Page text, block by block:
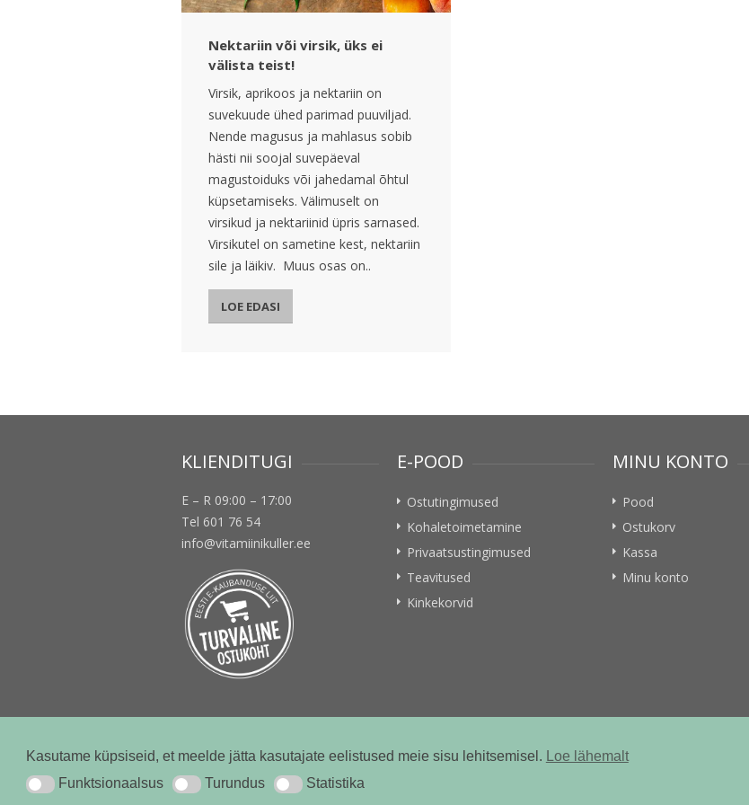
Kasutame küpsiseid, et meelde jätta kasutajate eelistused meie sisu lehitsemisel. Loe lähemalt
Funktsionaalsus
Funktsionaalsus Turundus
Turundus StatistikaStatistika
Nektariin või virsik, üks ei
välista teist!
Virsik, aprikoos ja nektariin on
suvekuude ühed parimad puuviljad.
Nende magusus ja mahlasus sobib
hästi nii soojal suvepäeval
magustoiduks või jahedamal õhtul
küpsetamiseks. Välimuselt on
virsikud ja nektariinid üpris sarnased.
Virsikutel on sametine kest, nektariin
sile ja läikiv. Muus osas on..
LOE EDASI
KLIENDITUGI
E – R 09:00 – 17:00
Tel 601 76 54
info@vitamiinikuller.ee
E-POOD
Ostutingimused
Kohaletoimetamine
Privaatsustingimused
Teavitused
Kinkekorvid
MINU KONTO
Pood
Ostukorv
Kassa
Minu konto
© vitamiinikuller.ee 2018